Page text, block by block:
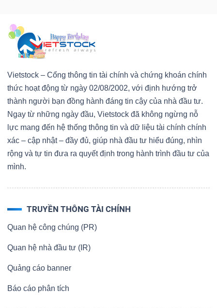
Vietstock – Cổng thông tin tài chính và chứng khoán chính
thức hoạt động từ ngày 02/08/2002, với định hướng trở
thành người bạn đồng hành đáng tin cậy của nhà đầu tư.
Ngay từ những ngày đầu, Vietstock đã không ngừng nỗ
lực mang đến hệ thống thông tin và dữ liệu tài chính chính
xác – cập nhật – đầy đủ, giúp nhà đầu tư hiểu đúng, nhìn
rộng và tự tin đưa ra quyết định trong hành trình đầu tư của
mình.
TRUYỀN THÔNG TÀI CHÍNH
Quan hệ công chúng (PR)
Quan hệ nhà đầu tư (IR)
Quảng cáo banner
Báo cáo phân tích